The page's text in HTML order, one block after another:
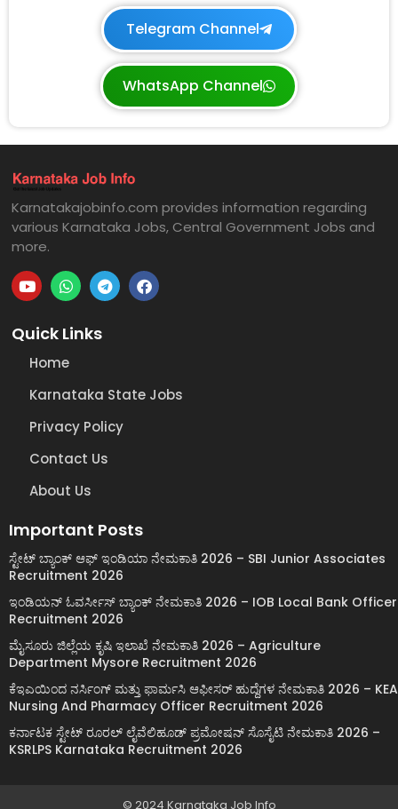
Telegram Channel
WhatsApp Channel
Karnatakajobinfo.com provides information regarding
various Karnataka Jobs, Central Government Jobs and
more.
Quick Links
Home
Karnataka State Jobs
Privacy Policy
Contact Us
About Us
Important Posts
ಸ್ಟೇಟ್ ಬ್ಯಾಂಕ್ ಆಫ್ ಇಂಡಿಯಾ ನೇಮಕಾತಿ 2026 – SBI Junior Associates
Recruitment 2026
ಇಂಡಿಯನ್ ಓವರ್ಸೀಸ್ ಬ್ಯಾಂಕ್ ನೇಮಕಾತಿ 2026 – IOB Local Bank Officer
Recruitment 2026
ಮೈಸೂರು ಜಿಲ್ಲೆಯ ಕೃಷಿ ಇಲಾಖೆ ನೇಮಕಾತಿ 2026 – Agriculture
Department Mysore Recruitment 2026
ಕೆಇಎಯಿಂದ ನರ್ಸಿಂಗ್ ಮತ್ತು ಫಾರ್ಮಸಿ ಆಫೀಸರ್ ಹುದ್ದೆಗಳ ನೇಮಕಾತಿ 2026 – KEA
Nursing And Pharmacy Officer Recruitment 2026
ಕರ್ನಾಟಕ ಸ್ಟೇಟ್ ರೂರಲ್ ಲೈವೆಲಿಹೂಡ್ ಪ್ರಮೋಷನ್ ಸೊಸೈಟಿ ನೇಮಕಾತಿ 2026 –
KSRLPS Karnataka Recruitment 2026
© 2024 Karnataka Job Info